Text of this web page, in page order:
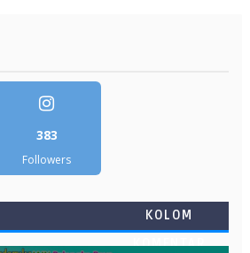
383
Followers
KOLOM
KOMENTAR